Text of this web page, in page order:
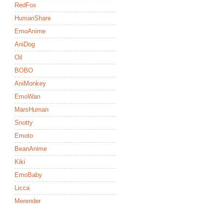
RedFox
HumanShare
EmoAnime
AniDog
Oil
BOBO
AniMonkey
EmoWan
MarsHuman
Snotty
Emoto
BeanAnime
Kiki
EmoBaby
Licca
Merender